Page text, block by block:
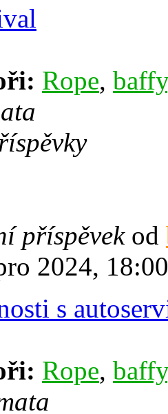
Rope, baffy
příspěvekod
2024, 18:00
s
Rope, baffy